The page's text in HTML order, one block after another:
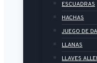
ESCUADRAS
HACHAS
JUEGO DE
LLANAS
LLAVES